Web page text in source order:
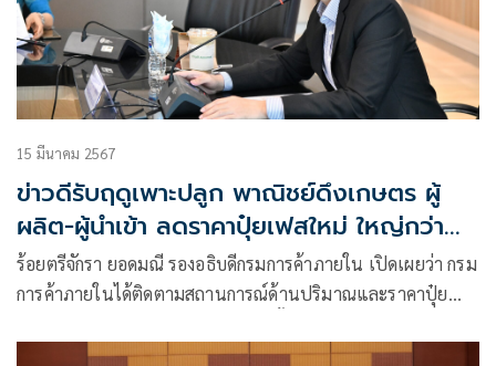
15 มีนาคม 2567
ข่าวดีรับฤดูเพาะปลูก พาณิชย์ดึงเกษตร ผู้
ผลิต-ผู้นำเข้า ลดราคาปุ๋ยเฟสใหม่ ใหญ่กว่า
เดิม
ร้อยตรีจักรา ยอดมณี รองอธิบดีกรมการค้าภายใน เปิดเผยว่า กรม
การค้าภายในได้ติดตามสถานการณ์ด้านปริมาณและราคาปุ๋ย
ไปเกษตรกรจะมีการซื้อปุ๋ยกันมากขึ้นเพื่อเตรียมสำหรับฤดูเพาะ